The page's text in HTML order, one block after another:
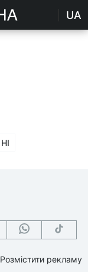
UA
НІ
Розмістити рекламу